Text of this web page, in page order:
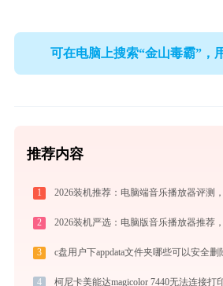
可在电脑上搜索“金山毒霸”，
推荐内容
1
2
3 c盘用户下appdata文件夹哪些可以安全删
4